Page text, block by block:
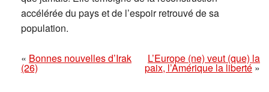
accélérée du pays et de l’espoir retrouvé de sa
population.
« Bonnes nouvelles d’Irak
(26)
L’Europe (ne) veut (que) la
paix, l’Amérique la liberté»